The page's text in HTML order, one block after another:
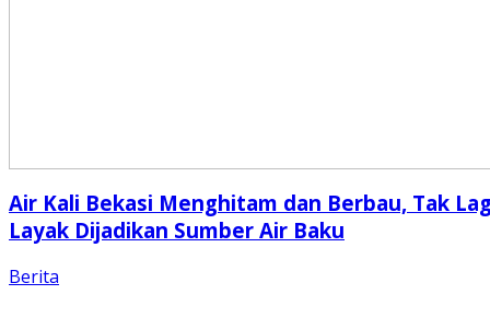
Air Kali Bekasi Menghitam dan Berbau, Tak
Layak Dijadikan Sumber Air Baku
Berita